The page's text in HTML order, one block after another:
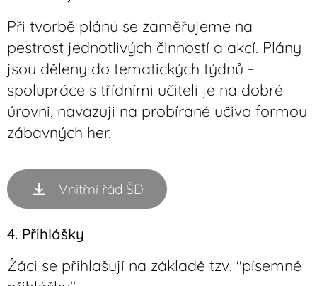
Při tvorbě plánů se zaměřujeme na
pestrost jednotlivých činností a akcí. Plány
jsou děleny do tematických týdnů -
spolupráce s třídními učiteli je na dobré
úrovni, navazuji na probírané učivo formou
zábavných her.
Vnitřní řád ŠD
4. Přihlášky
Žáci se přihlašují na základě tzv. "písemné